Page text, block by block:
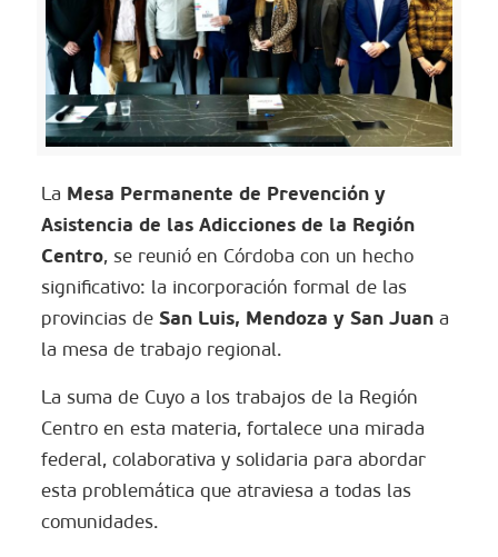
La Mesa Permanente de Prevención y
Asistencia de las Adicciones de la Región
Centro, se reunió en Córdoba con un hecho
significativo: la incorporación formal de las
provincias de San Luis, Mendoza y San Juana
la mesa de trabajo regional.
La suma de Cuyo a los trabajos de la Región
Centro en esta materia, fortalece una mirada
federal, colaborativa y solidaria para abordar
esta problemática que atraviesa a todas las
comunidades.